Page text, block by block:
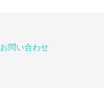
お問い合わせ